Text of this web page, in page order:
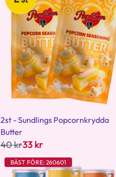
2st - Sundlings Popcornkrydda
Butter
40 kr33 kr
BÄST FÖRE: 260601